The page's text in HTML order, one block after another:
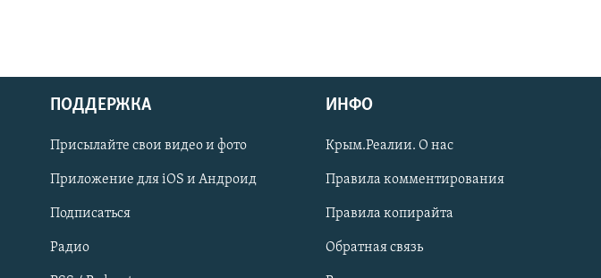
Українською
Qırımtatar
ПРИСОЕДИНЯЙТЕСЬ!
ПОДДЕРЖКА
Присылайте свои видео и фото
Приложение для iOS и Андроид
Подписаться
Радио
ИНФО
Крым.Реалии. О нас
Правила комментирования
Правила копирайта
Обратная связь